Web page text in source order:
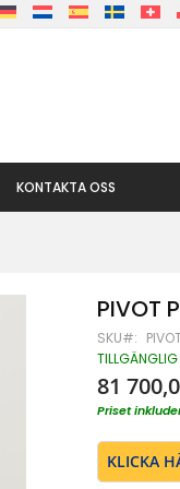
KONTAKTA OSS
PIVOT
SKU
81
Priset
KLICKA